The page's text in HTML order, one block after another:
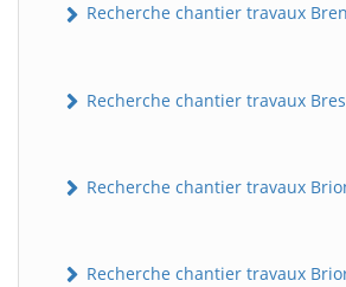
Recherche chantier travaux
Recherche chantier travaux
Recherche chantier travaux
Recherche chantier travaux